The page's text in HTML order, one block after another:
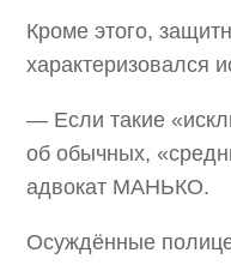
Кроме этого,
характеризовался
— Если такие
об обычных,
адвокат МАНЬКО.
Осуждённые